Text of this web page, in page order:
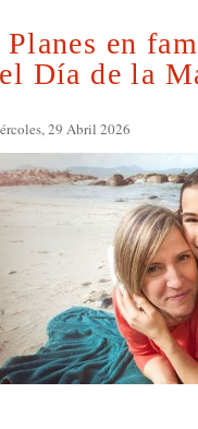
Planes en
Día de la
29 Abril 2026